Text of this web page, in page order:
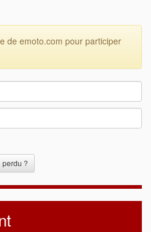
de emoto.com pour participer
perdu ?